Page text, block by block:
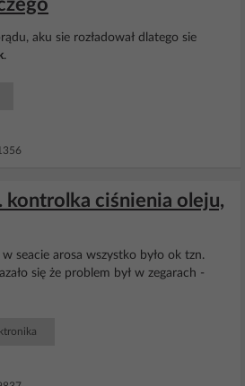
aku sie rozładował dlatego sie
.
kontrolka ciśnienia oleju,
seacie arosa wszystko było ok tzn.
się że problem był w zegarach -